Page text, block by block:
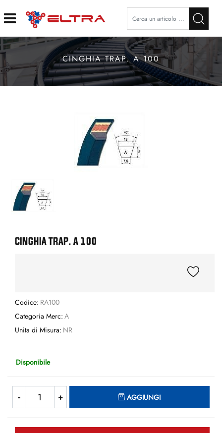
Open
CINGHIA TRAP. A 100
CINGHIA TRAP. A 100
Codice: RA100
Categoria Merc: A
Unita di Misura: NR
Disponibile
AGGIUNGI